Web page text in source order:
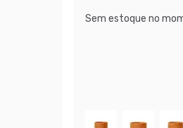
Sem estoque no